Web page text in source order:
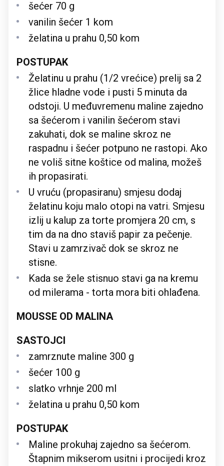
šećer 70 g
vanilin šećer 1 kom
želatina u prahu 0,50 kom
POSTUPAK
Želatinu u prahu (1/2 vrećice) prelij sa 2
žlice hladne vode i pusti 5 minuta da
odstoji. U međuvremenu maline zajedno
sa šećerom i vanilin šećerom stavi
zakuhati, dok se maline skroz ne
raspadnu i šećer potpuno ne rastopi. Ako
ne voliš sitne koštice od malina, možeš
ih propasirati.
U vruću (propasiranu) smjesu dodaj
želatinu koju malo otopi na vatri. Smjesu
izlij u kalup za torte promjera 20 cm, s
tim da na dno staviš papir za pečenje.
Stavi u zamrzivač dok se skroz ne
stisne.
Kada se žele stisnuo stavi ga na kremu
od milerama - torta mora biti ohlađena.
MOUSSE OD MALINA
SASTOJCI
zamrznute maline 300 g
šećer 100 g
slatko vrhnje 200 ml
želatina u prahu 0,50 kom
POSTUPAK
Maline prokuhaj zajedno sa šećerom.
Štapnim mikserom usitni i procijedi kroz